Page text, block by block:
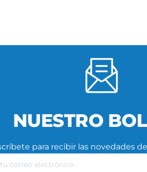
NUESTRO
para recibir las novedades